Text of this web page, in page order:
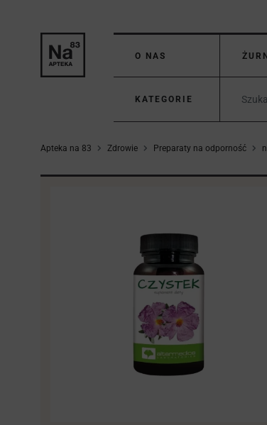
O NAS
KATEGORIE
Apteka na 83 Zdrowie Preparaty na odporność